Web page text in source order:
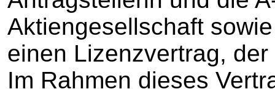
Aktiengesellschaft
einen Lizenzvertrag,
Im Rahmen dieses